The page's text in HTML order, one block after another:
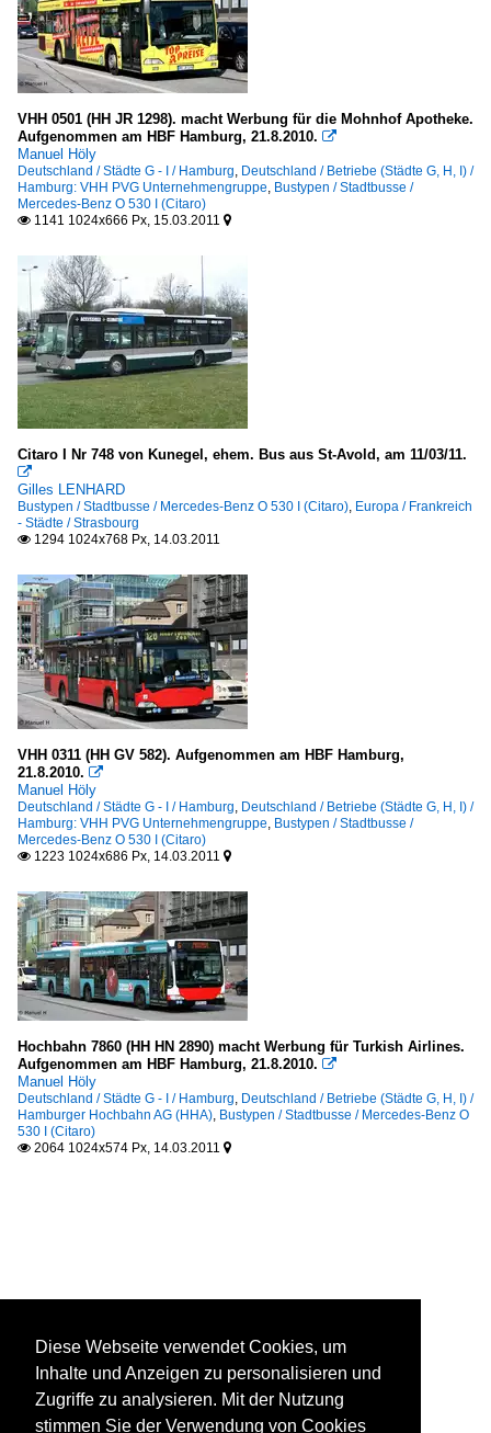
VHH 0501 (HH JR 1298). macht Werbung für die Mohnhof Apotheke.
Aufgenommen am HBF Hamburg, 21.8.2010. 
Manuel Höly
Deutschland / Städte G - I / Hamburg, Deutschland / Betriebe (Städte G, H, I) /
Hamburg: VHH PVG Unternehmengruppe, Bustypen / Stadtbusse /
Mercedes-Benz O 530 I (Citaro)
 1141 1024x666 Px, 15.03.2011 
Citaro I Nr 748 von Kunegel, ehem. Bus aus St-Avold, am 11/03/11.

Gilles LENHARD
Bustypen / Stadtbusse / Mercedes-Benz O 530 I (Citaro), Europa / Frankreich
- Städte / Strasbourg
 1294 1024x768 Px, 14.03.2011
VHH 0311 (HH GV 582). Aufgenommen am HBF Hamburg,
21.8.2010. 
Manuel Höly
Deutschland / Städte G - I / Hamburg, Deutschland / Betriebe (Städte G, H, I) /
Hamburg: VHH PVG Unternehmengruppe, Bustypen / Stadtbusse /
Mercedes-Benz O 530 I (Citaro)
 1223 1024x686 Px, 14.03.2011 
Hochbahn 7860 (HH HN 2890) macht Werbung für Turkish Airlines.
Aufgenommen am HBF Hamburg, 21.8.2010. 
Manuel Höly
Deutschland / Städte G - I / Hamburg, Deutschland / Betriebe (Städte G, H, I) /
Hamburger Hochbahn AG (HHA), Bustypen / Stadtbusse / Mercedes-Benz O
530 I (Citaro)
 2064 1024x574 Px, 14.03.2011 
Diese Webseite verwendet Cookies, um
Inhalte und Anzeigen zu personalisieren und
Zugriffe zu analysieren. Mit der Nutzung
stimmen Sie der Verwendung von Cookies